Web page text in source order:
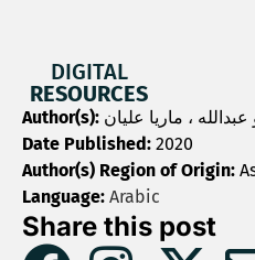
DIGITAL
RESOURCES
Author(s): عبدالله ، ماريا عليان
Date Published: 2020
Author(s) Region of Origin:
Language: Arabic
Share this post